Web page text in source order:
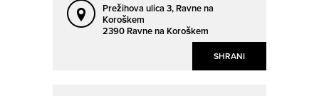
SHRANI
Prežihova ulica 3, Ravne na
Koroškem
2390 Ravne na Koroškem